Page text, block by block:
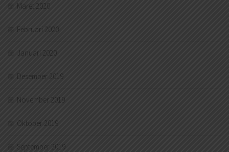
Maret 2020
Februari 2020
Januari 2020
Desember 2019
November 2019
Oktober 2019
September 2019